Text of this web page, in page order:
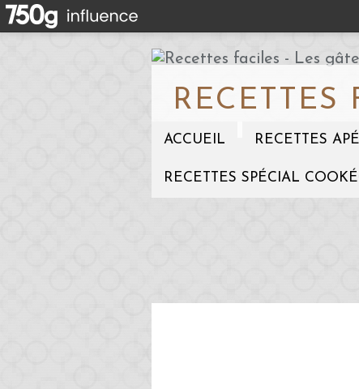
RECETTES
ACCUEIL RECETTES
RECETTES SPÉCIAL